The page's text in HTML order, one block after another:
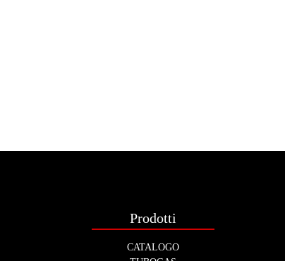
Prodotti
CATALOGO